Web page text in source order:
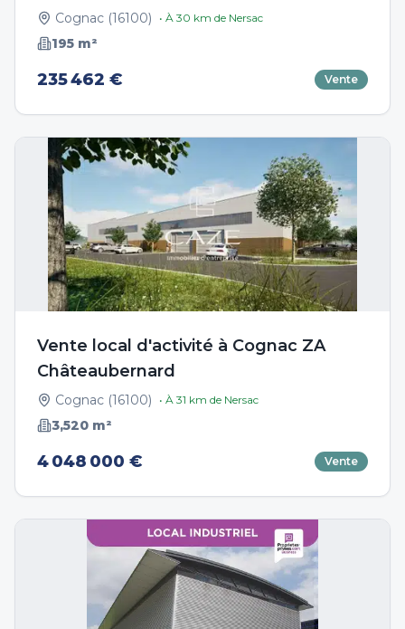
Cognac (16100) • À 30 km de Nersac
195 m²
235 462 € Vente
Vente local d'activité à Cognac ZA
Châteaubernard
Cognac (16100) • À 31 km de Nersac
3,520 m²
4 048 000 € Vente